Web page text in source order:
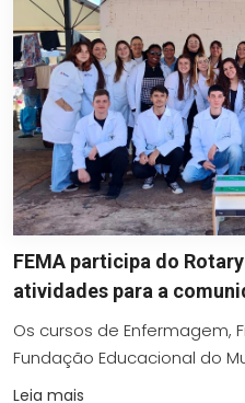
FEMA participa do
atividades para a
Os cursos de Enfermagem,
Fundação Educacional do
Leia mais